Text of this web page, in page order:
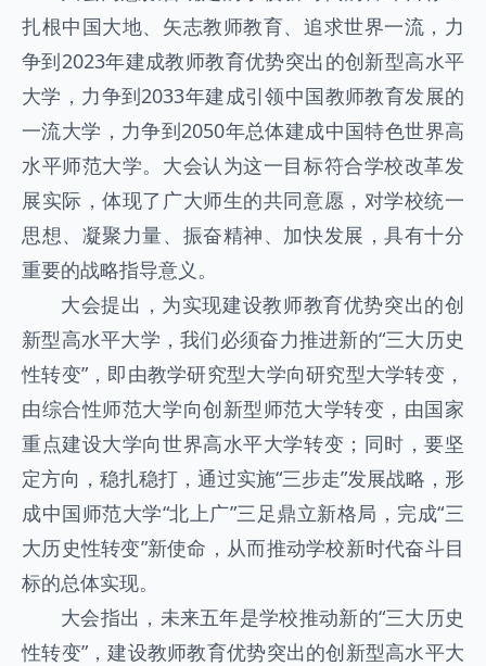
扎根中国大地、矢志教师教育、追求世界一流，力
争到2023年建成教师教育优势突出的创新型高水平
大学，力争到2033年建成引领中国教师教育发展的
一流大学，力争到2050年总体建成中国特色世界高
水平师范大学。大会认为这一目标符合学校改革发
展实际，体现了广大师生的共同意愿，对学校统一
思想、凝聚力量、振奋精神、加快发展，具有十分
重要的战略指导意义。
大会提出，为实现建设教师教育优势突出的创
新型高水平大学，我们必须奋力推进新的“三大历史
性转变”，即由教学研究型大学向研究型大学转变，
由综合性师范大学向创新型师范大学转变，由国家
重点建设大学向世界高水平大学转变；同时，要坚
定方向，稳扎稳打，通过实施“三步走”发展战略，形
成中国师范大学“北上广”三足鼎立新格局，完成“三
大历史性转变”新使命，从而推动学校新时代奋斗目
标的总体实现。
大会指出，未来五年是学校推动新的“三大历史
性转变”，建设教师教育优势突出的创新型高水平大